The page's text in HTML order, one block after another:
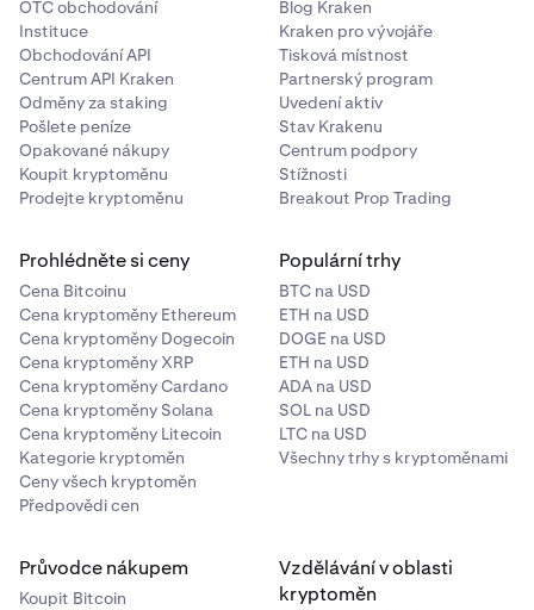
však dosud nebyly stanoveny. V případě jakýchkoli
dotazů nebo problémů s vaším nárokem MtGox se
budete muset obrátit na podporu správce MtGox.
03-4588-3921
Provozní dny: Pondělí až pátek (kromě japonských
státních svátků)Provozní hodiny: 10:00 až 17:00 JST
(japonského času)
Adresa:
MTGOX Co., Ltd. Office of Bankruptcy TrusteeSuite 202,
ku, Tokyo, Japan
Podpora správce MtGox je oddělená a
nezávislá na podpoře Kraken.
OTC obchodování
Instituce
Obchodování API
Centrum API Kraken
Odměny za staking
Pošlete peníze
Opakované nákupy
Koupit kryptoměnu
Prodejte kryptoměnu
Blog Kraken
Kraken pro vývojáře
Tisková místnost
Partnerský program
Uvedení aktiv
Stav Krakenu
Centrum podpory
Stížnosti
Breakout Prop Trading
Prohlédněte si ceny
Cena Bitcoinu
Cena kryptoměny Ethereum
Cena kryptoměny Dogecoin
Cena kryptoměny XRP
Cena kryptoměny Cardano
Cena kryptoměny Solana
Cena kryptoměny Litecoin
Kategorie kryptoměn
Ceny všech kryptoměn
Předpovědi cen
Populární trhy
BTC na USD
ETH na USD
DOGE na USD
ETH na USD
ADA na USD
SOL na USD
LTC na USD
Všechny trhy s kryptoměnami
Průvodce nákupem
Koupit Bitcoin
Vzdělávání v oblasti
kryptoměn